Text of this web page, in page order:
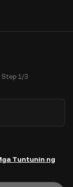
Step 1/3
Tuntunin ng